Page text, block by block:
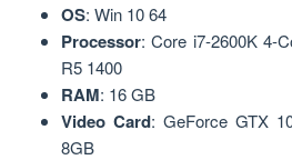
OS: Win 10 64
Processor: Core i7-2600K 4-
R5 1400
RAM: 16 GB
Video Card: GeForce GTX
8GB